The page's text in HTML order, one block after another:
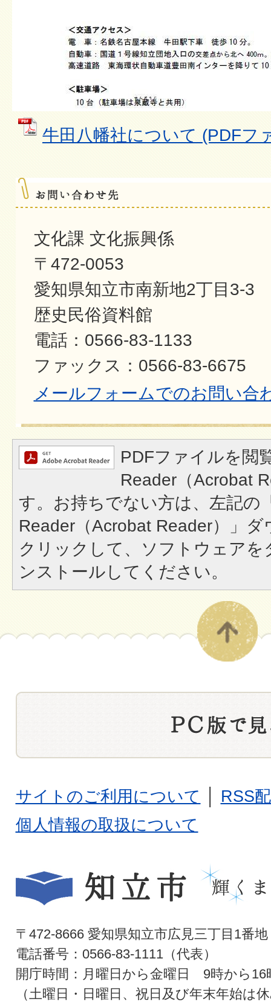
牛田八幡社について (PDFフ
文化課 文化振興係
〒472-0053
愛知県知立市南新地2丁目3-3
歴史民俗資料館
電話：0566-83-1133
ファックス：0566-83-6675
メールフォームでのお問い合
PDFファイルを閲
Reader（Acrobat
す。お持ちでない方は、左記の
Reader（Acrobat Reader）」
クリックして、ソフトウェア
ンストールしてください。
サイトのご利用について
RSS
個人情報の取扱について
〒472-8666 愛知県知立市広見三丁目1番地
電話番号：0566-83-1111（代表）
開庁時間：月曜日から金曜日 9時から16
（土曜日・日曜日、祝日及び年末年始は